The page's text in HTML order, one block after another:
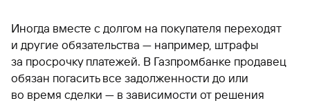
Иногда вместе с долгом на покупателя переходят
и другие обязательства — например, штрафы
за просрочку платежей. В Газпромбанке продавец
обязан погасить все задолженности до или
во время сделки — в зависимости от решения